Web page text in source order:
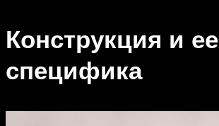
Конструкция и ее
специфика